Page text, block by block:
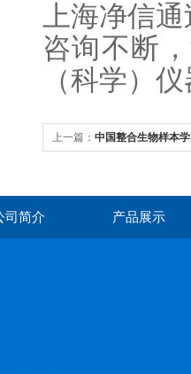
上海净信
咨询不断
（科学）
上一篇： 中国整合生物样本
司简介 产品展示